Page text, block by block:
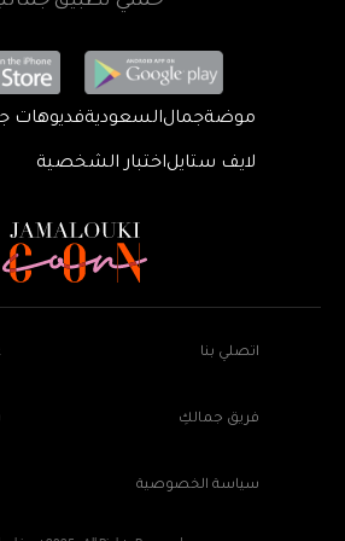
موضةجمالالسعوديةفديوهات
لايف ستايلاختبار الشخصية
اتصلي بنا
فريق جمالكِ
سياسة الخصوصية